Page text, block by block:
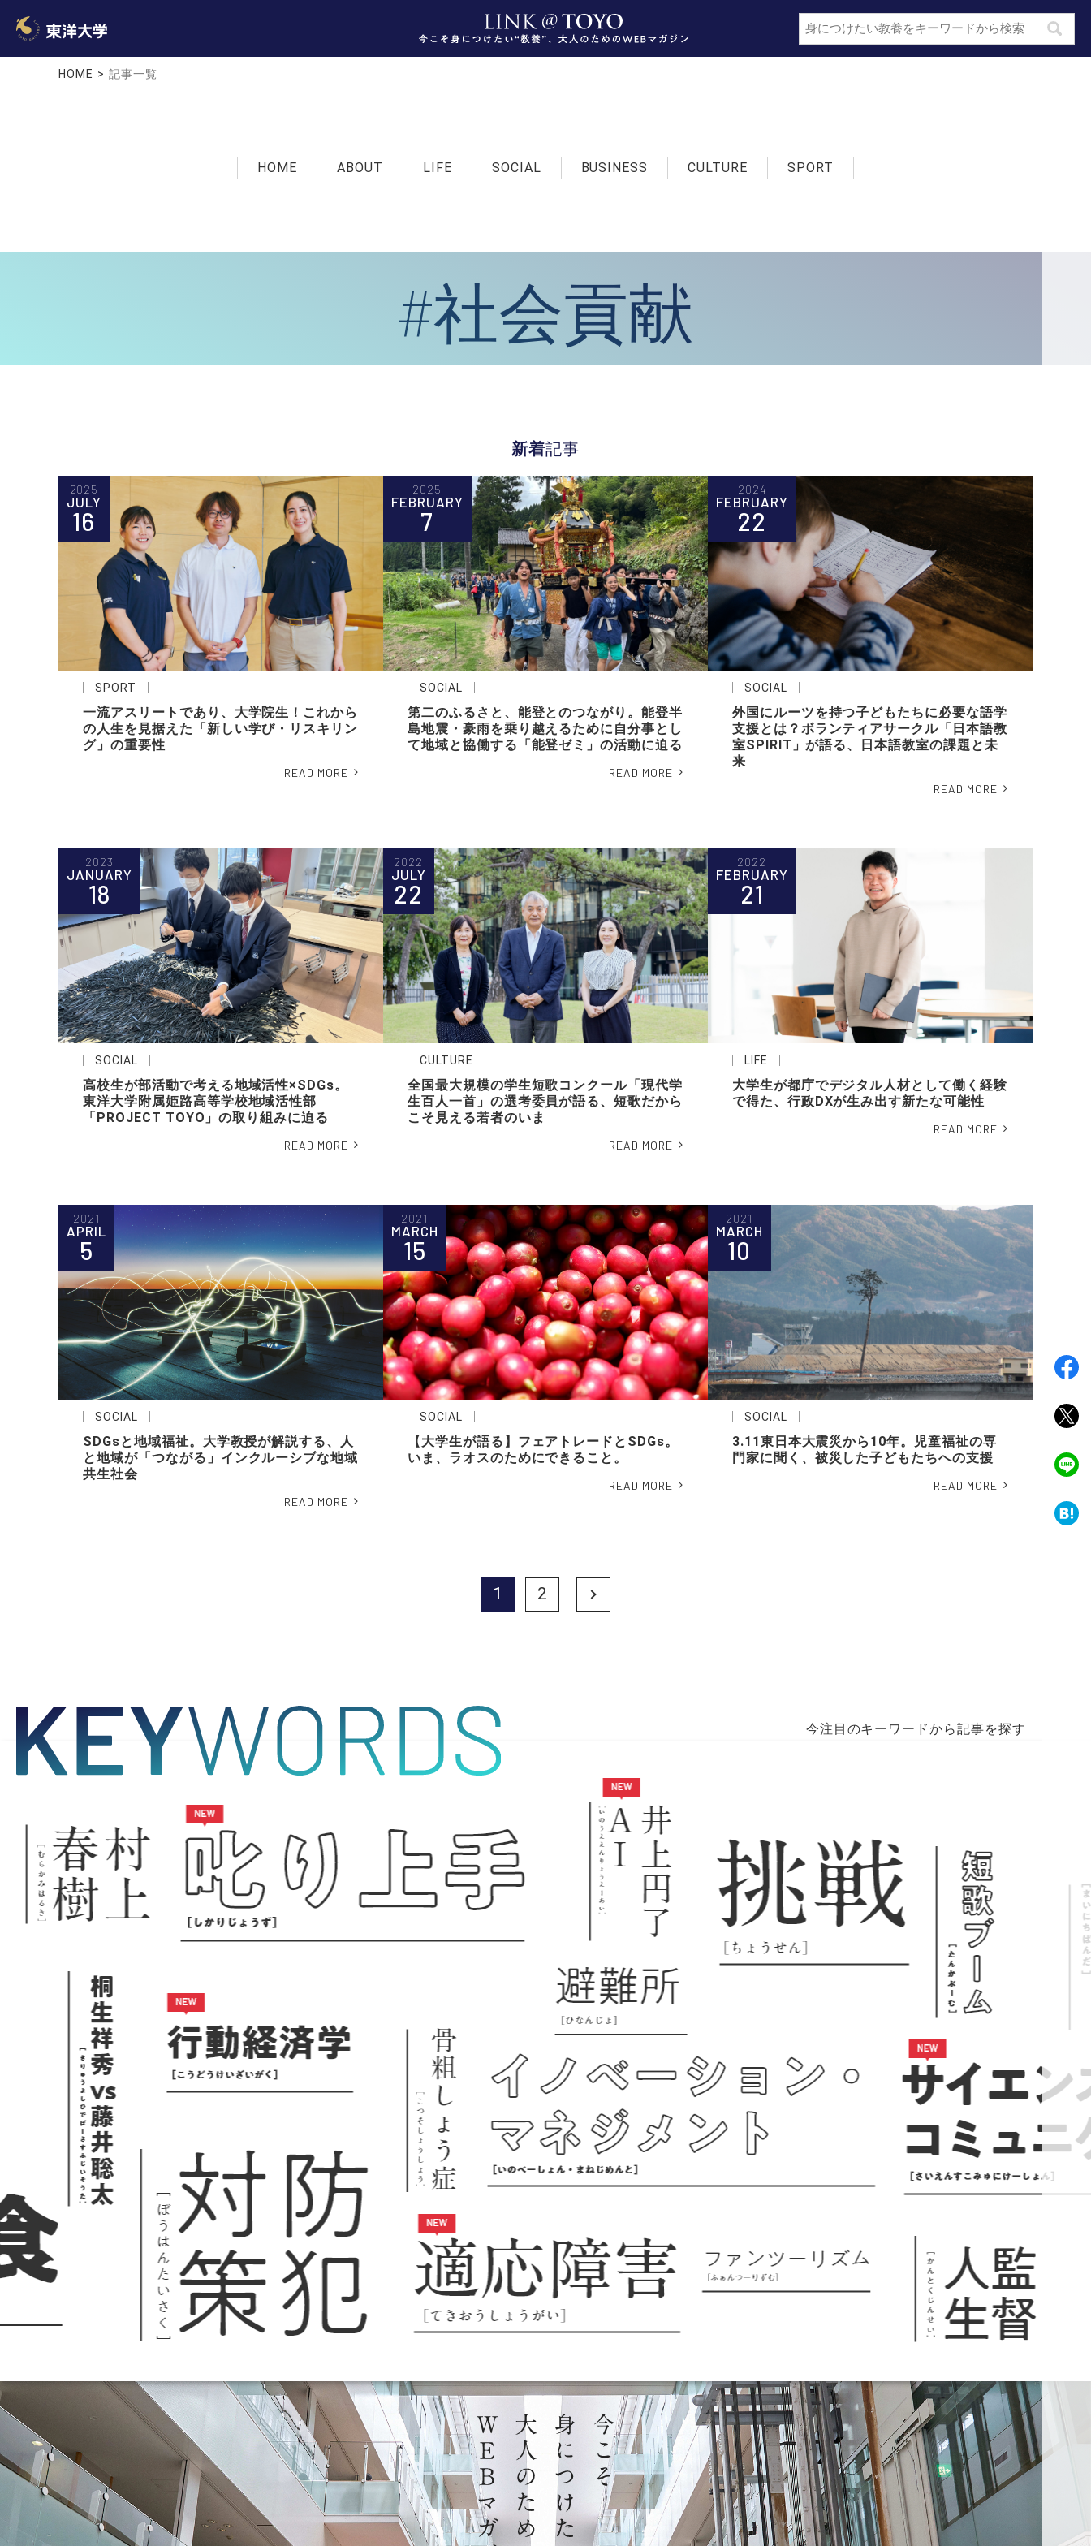
検索
HOME 記事一覧
HOME ABOUT LIFE SOCIAL BUSINESS CULTURE SPORT
#社会貢献
新着記事
2025
JULY
16
SPORT
一流アスリートであり、大学院生！これから
の人生を見据えた「新しい学び・リスキリン
グ」の重要性
READ MORE
2025
FEBRUARY
7
SOCIAL
第二のふるさと、能登とのつながり。能登半
島地震・豪雨を乗り越えるために自分事とし
て地域と協働する「能登ゼミ」の活動に迫る
READ MORE
2024
FEBRUARY
22
SOCIAL
外国にルーツを持つ子どもたちに必要な語学
支援とは？ボランティアサークル「日本語教
室SPIRIT」が語る、日本語教室の課題と未
来
READ MORE
2023
JANUARY
18
SOCIAL
高校生が部活動で考える地域活性×SDGs。
東洋大学附属姫路高等学校地域活性部
「PROJECT TOYO」の取り組みに迫る
READ MORE
2022
JULY
22
CULTURE
全国最大規模の学生短歌コンクール「現代学
生百人一首」の選考委員が語る、短歌だから
こそ見える若者のいま
READ MORE
2022
FEBRUARY
21
LIFE
大学生が都庁でデジタル人材として働く経験
で得た、行政DXが生み出す新たな可能性
READ MORE
2021
APRIL
5
SOCIAL
SDGsと地域福祉。大学教授が解説する、人
と地域が「つながる」インクルーシブな地域
共生社会
READ MORE
2021
MARCH
15
SOCIAL
【大学生が語る】フェアトレードとSDGs。
いま、ラオスのためにできること。
READ MORE
2021
MARCH
10
SOCIAL
3.11東日本大震災から10年。児童福祉の専
門家に聞く、被災した子どもたちへの支援
READ MORE
1 2 Next
今注目のキーワードから記事を探す